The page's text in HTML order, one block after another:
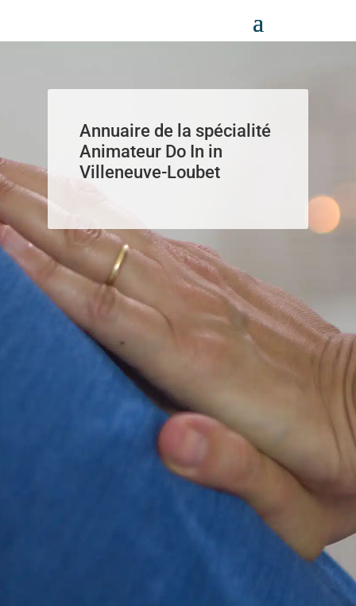
Annuaire de la spécialité
Animateur Do In in
Villeneuve-Loubet